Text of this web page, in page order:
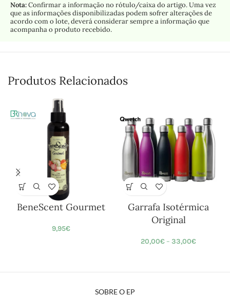
Nota:Confirmar a informação no rótulo/caixa do artigo. Uma vez
que as informações disponibilizadas podem sofrer alterações de
acordo com o lote, deverá considerar sempre a informação que
acompanha o produto recebido.
Produtos Relacionados
BeneScent Gourmet
9,95€
Garrafa Isotérmica
Original
20,00€ – 33,00€
SOBRE O EP